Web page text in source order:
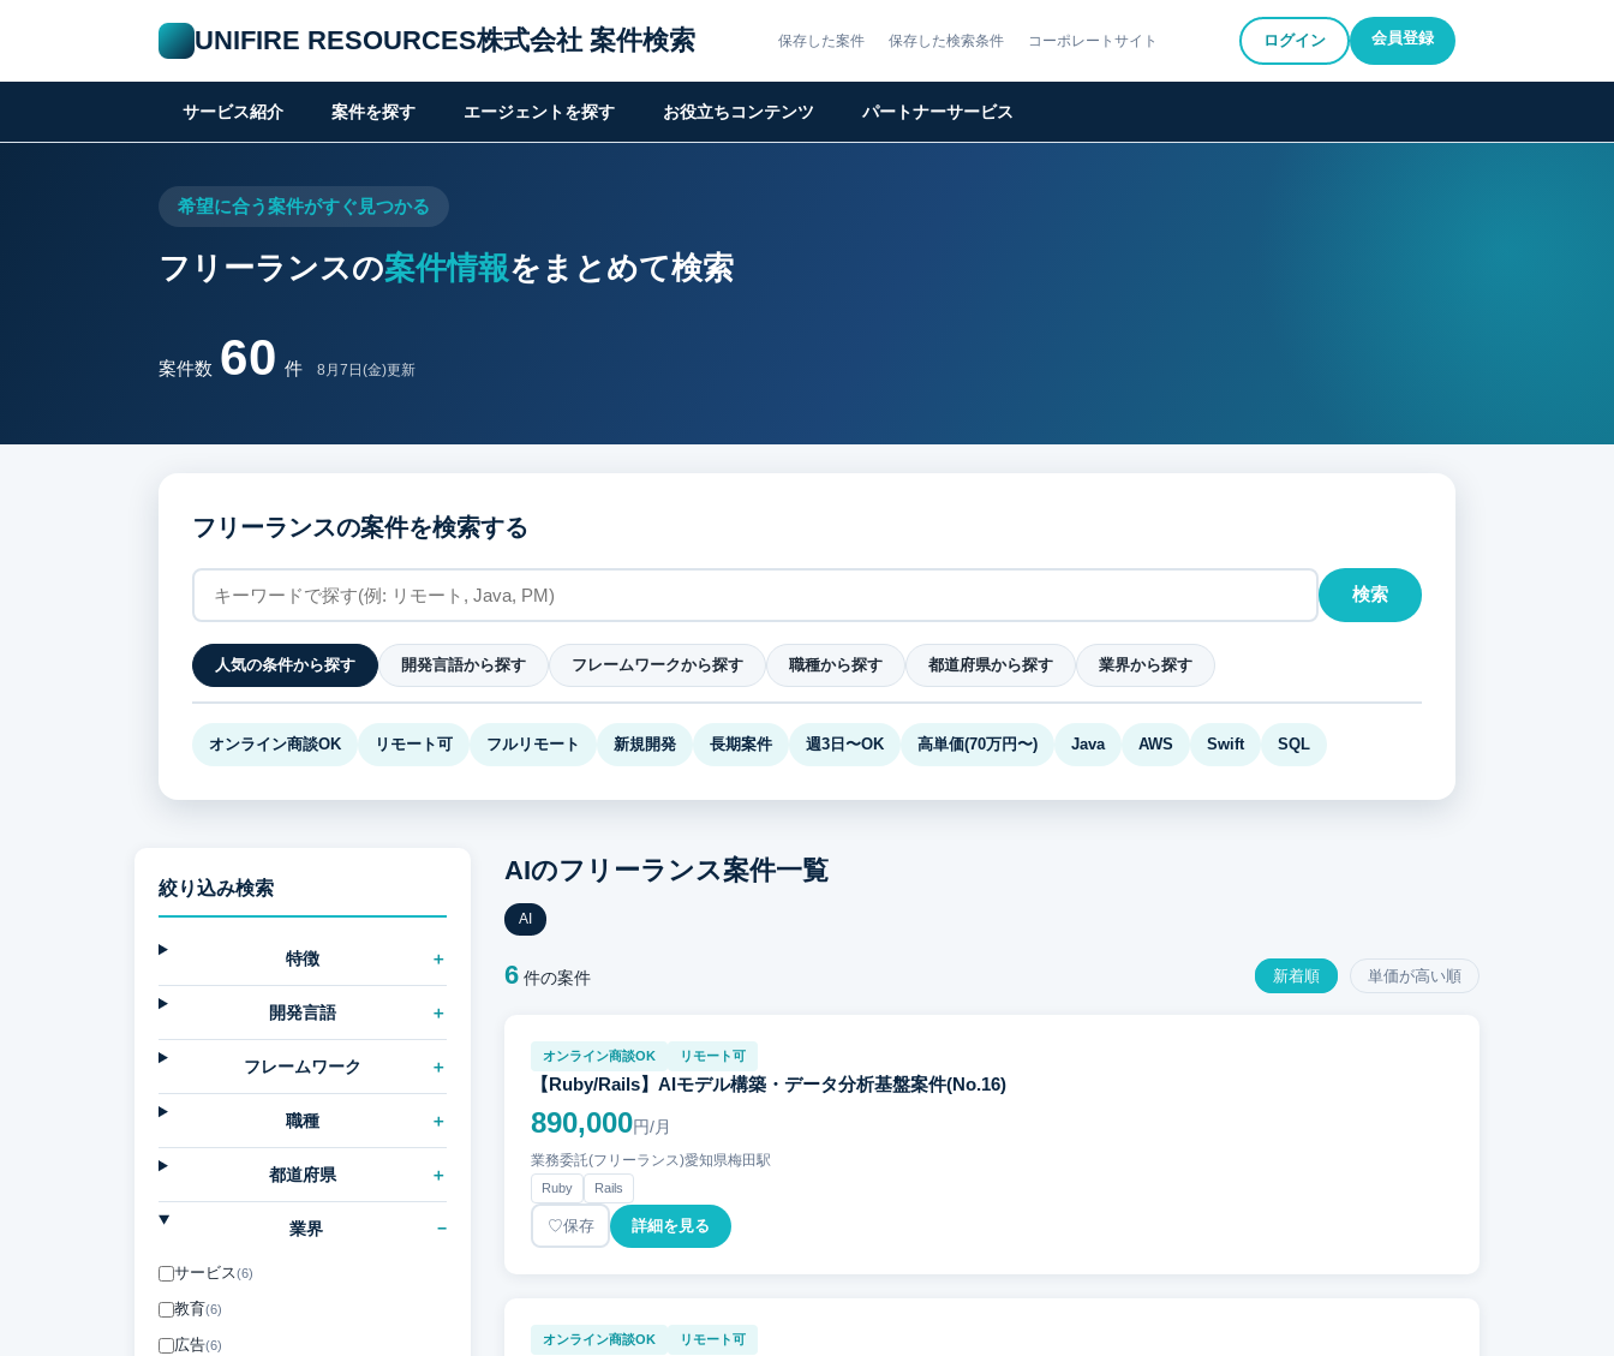
UNIFIRE RESOURCES株式会社 案件検索 保存した案件 保存した検索条件 コーポレートサイト ログイン 会員登録
サービス紹介 案件を探す エージェントを探す お役立ちコンテンツ パートナーサービス
希望に合う案件がすぐ見つかる
フリーランスの案件情報をまとめて検索
案件数 60 件 8月7日(金)更新
フリーランスの案件を検索する
検索
人気の条件から探す 開発言語から探す フレームワークから探す 職種から探す 都道府県から探す 業界から探す
オンライン商談OK リモート可 フルリモート 新規開発 長期案件 週3日〜OK 高単価(70万円〜) Java AWS Swift SQL
絞り込み検索
特徴
開発言語
フレームワーク
職種
都道府県
業界
サービス(6)
教育(6)
広告(6)
AIのフリーランス案件一覧
AI
6 件の案件 新着順 単価が高い順
オンライン商談OK リモート可
【Ruby/Rails】AIモデル構築・データ分析基盤案件(No.16)
890,000円/月
業務委託(フリーランス)愛知県梅田駅
Ruby Rails
保存 詳細を見る
オンライン商談OK リモート可